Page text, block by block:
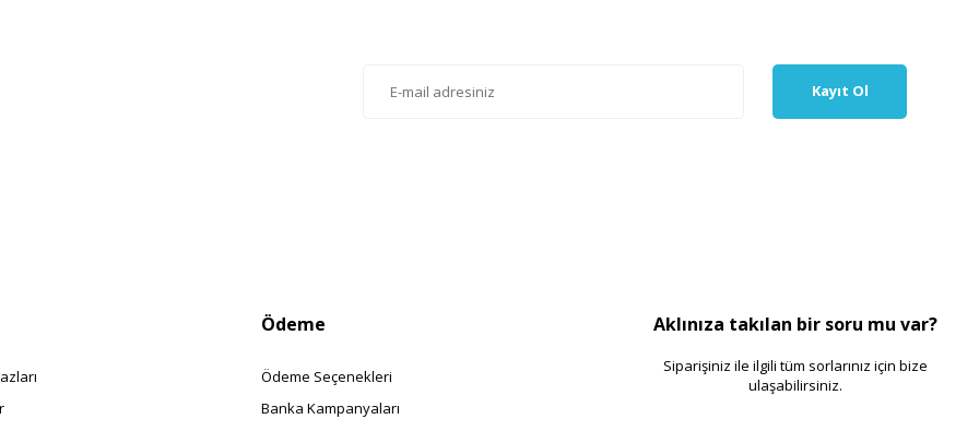
Kayıt Ol
Ödeme
Ödeme Seçenekleri
Banka Kampanyaları
Aklınıza takılan bir soru mu var?
Siparişiniz ile ilgili tüm sorlarınız için bize
ulaşabilirsiniz.